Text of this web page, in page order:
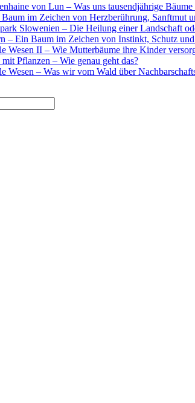
von Lun – Was uns tausendjährige
im Zeichen von Herzberührung, Sanftmut
Slowenien – Die Heilung einer Landschaft
– Ein Baum im Zeichen von Instinkt, Schutz
Wesen II – Wie Mutterbäume ihre Kinder
Pflanzen – Wie genau geht das?
Wesen – Was wir vom Wald über